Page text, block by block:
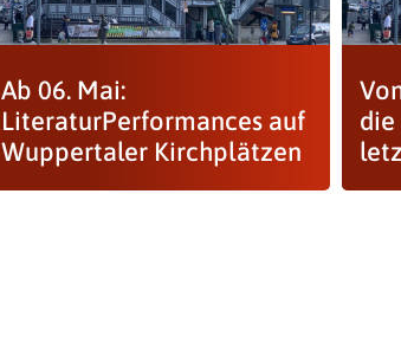
Ab 06. Mai:
LiteraturPerformances auf
Wuppertaler Kirchplätzen
die